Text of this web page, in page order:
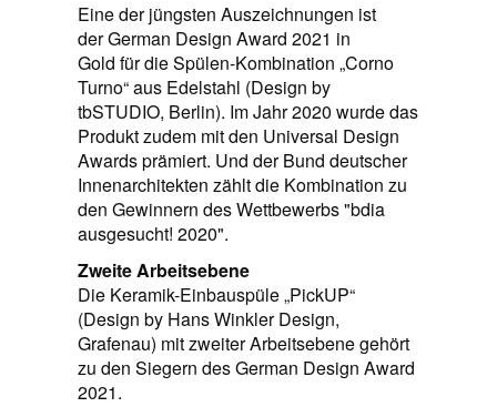
Eine der jüngsten Auszeichnungen ist
der German Design Award 2021 in
Gold für die Spülen-Kombination „Corno
Turno“ aus Edelstahl (Design by
tbSTUDIO, Berlin). Im Jahr 2020 wurde das
Produkt zudem mit den Universal Design
Awards prämiert. Und der Bund deutscher
Innenarchitekten zählt die Kombination zu
den Gewinnern des Wettbewerbs "bdia
ausgesucht! 2020".
Zweite Arbeitsebene
Die Keramik-Einbauspüle „PickUP“
(Design by Hans Winkler Design,
Grafenau) mit zweiter Arbeitsebene gehört
zu den Siegern des German Design Award
2021.